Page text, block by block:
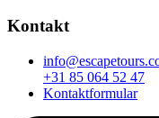
Kontakt
+31 85 064 52 47
Kontaktformular